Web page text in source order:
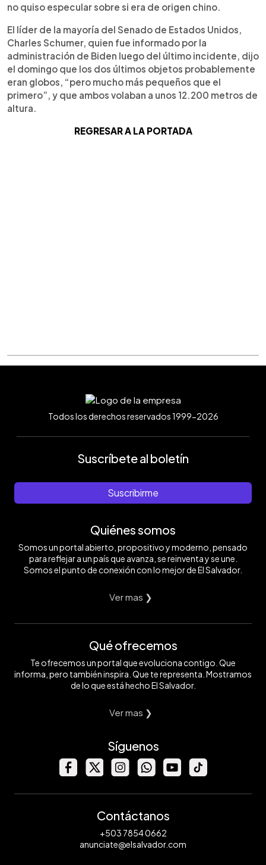
no quiso especular sobre si era de origen chino.
El líder de la mayoría del Senado de Estados Unidos,
Charles Schumer, quien fue informado por la
administración de Biden luego del último incidente, dijo
el domingo que los dos últimos objetos probablemente
eran globos, “pero mucho más pequeños que el
primero”, y que ambos volaban a unos 12.200 metros de
altura.
REGRESAR A LA PORTADA
Todos los derechos reservados 1999-2026
Suscríbete al boletín
Suscribirme
Quiénes somos
Somos un portal abierto, propositivo y moderno, pensado
para reflejar a un país que avanza, se reinventa y se une.
Somos el punto de conexión con lo mejor de El Salvador.
Ver mas ❯
Qué ofrecemos
Te ofrecemos un portal que evoluciona contigo. Que
informa, pero también inspira. Que te representa. Mostramos
de lo que está hecho El Salvador.
Ver mas ❯
Síguenos
Contáctanos
+503 7854 0662
anunciate@elsalvador.com